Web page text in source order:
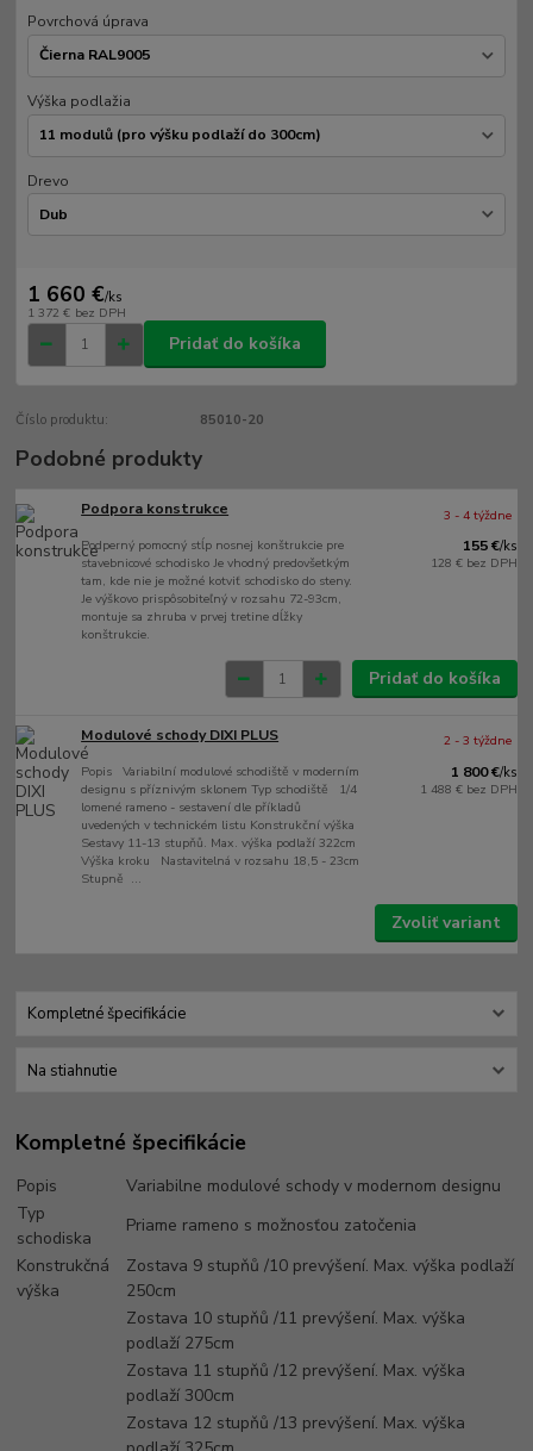
Povrchová úprava
Výška podlažia
Drevo
1 660 €/ks
1 372 € bez DPH
Pridať do košíka
Číslo produktu: 85010-20
Podobné produkty
Podpora konstrukce
Podperný pomocný stĺp nosnej konštrukcie pre
stavebnicové schodisko Je vhodný predovšetkým
tam, kde nie je možné kotviť schodisko do steny.
Je výškovo prispôsobiteľný v rozsahu 72-93cm,
montuje sa zhruba v prvej tretine dĺžky
konštrukcie.
155 €/ks
128 € bez DPH
3 - 4 týždne
Pridať do košíka
Modulové schody DIXI PLUS
Popis Variabilní modulové schodiště v moderním
designu s příznivým sklonem Typ schodiště 1/4
lomené rameno - sestavení dle příkladů
uvedených v technickém listu Konstrukční výška
Sestavy 11-13 stupňů. Max. výška podlaží 322cm
Výška kroku Nastavitelná v rozsahu 18,5 - 23cm
Stupně ...
1 800 €/ks
1 488 € bez DPH
2 - 3 týždne
Zvoliť variant
Kompletné špecifikácie
Na stiahnutie
Kompletné špecifikácie
Popis
Variabilne modulové schody v modernom designu
Typ
schodiska
Priame rameno s možnosťou zatočenia
Konstrukčná
výška
Zostava 9 stupňů /10 prevýšení. Max. výška podlaží
250cm
Zostava 10 stupňů /11 prevýšení. Max. výška
podlaží 275cm
Zostava 11 stupňů /12 prevýšení. Max. výška
podlaží 300cm
Zostava 12 stupňů /13 prevýšení. Max. výška